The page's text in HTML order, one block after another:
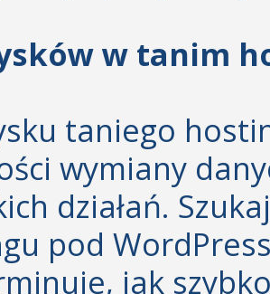
w tanim
taniego
wymiany
działań.
pod
jak